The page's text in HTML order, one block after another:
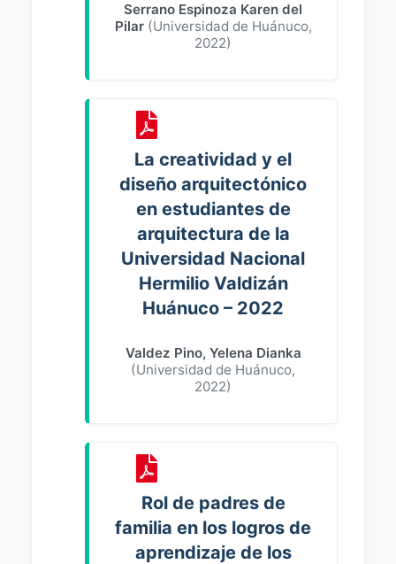
Serrano Espinoza Karen del
Pilar (Universidad de Huánuco,
2022)
La creatividad y el
diseño arquitectónico
en estudiantes de
arquitectura de la
Universidad Nacional
Hermilio Valdizán
Huánuco – 2022
Valdez Pino, Yelena Dianka
(Universidad de Huánuco,
2022)
Rol de padres de
familia en los logros de
aprendizaje de los